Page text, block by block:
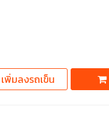
เพิ่มลงรถเข็น